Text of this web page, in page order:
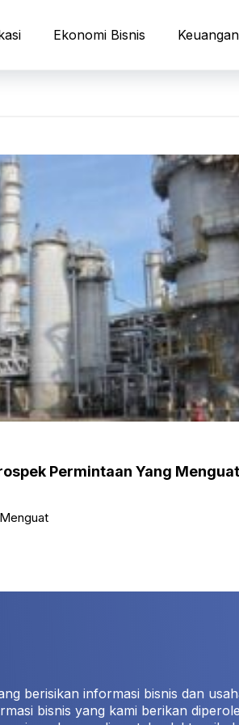
Ekonomi Bisnis Keuangan
Permintaan Yang Menguat
berisikan informasi bisnis dan
bisnis yang kami berikan